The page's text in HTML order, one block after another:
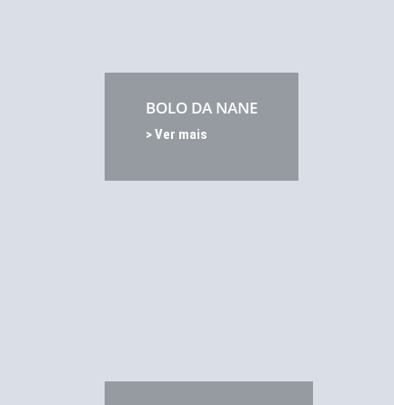
BOLO DA NANE
> Ver mais